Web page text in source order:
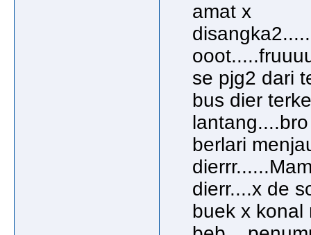
amat x
se pjg2 dari
bus dier
berlari
dierr....x de
buek x konal